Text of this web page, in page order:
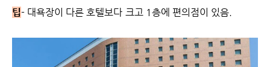
팁- 대욕장이 다른 호텔보다 크고 1층에 편의점이 있음.